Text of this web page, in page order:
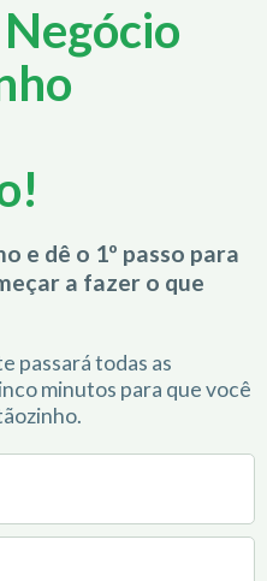
e dê o 1º passo para
a fazer o que
passará todas as
minutos para que você